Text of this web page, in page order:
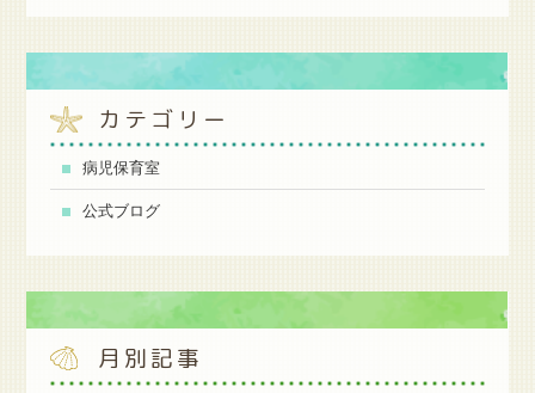
カテゴリー
病児保育室
公式ブログ
月別記事